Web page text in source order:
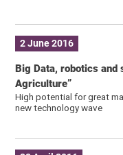
2 June 2016
Big Data, robotics and
Agriculture”
High potential for great
new technology wave